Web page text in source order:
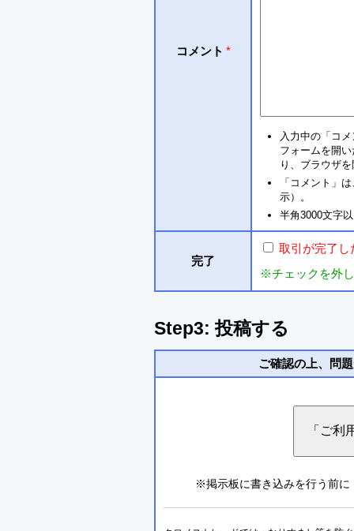
コメント *
入力中の「コ
フォームを開
り、ブラウザ
「コメント」
示）。
半角3000文字
完了
取引が完了し
※チェックを外
Step3: 投稿する
ご確認の上、問
※掲示板に書き込みを行う前に